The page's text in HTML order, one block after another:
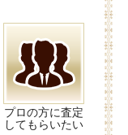
プロの方に査定
してもらいたい